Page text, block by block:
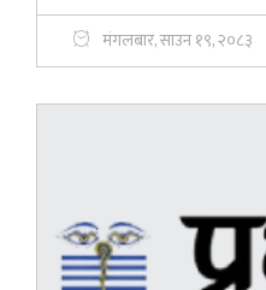
मंगलबार, साउन १९, २०८३